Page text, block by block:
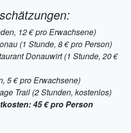
12 € pro Erwachsene)
(1 Stunde, 8 € pro Person)
Donauwirt (1 Stunde, 20 €
5 € pro Erwachsene)
Trail (2 Stunden, kostenlos)
45 € pro Person